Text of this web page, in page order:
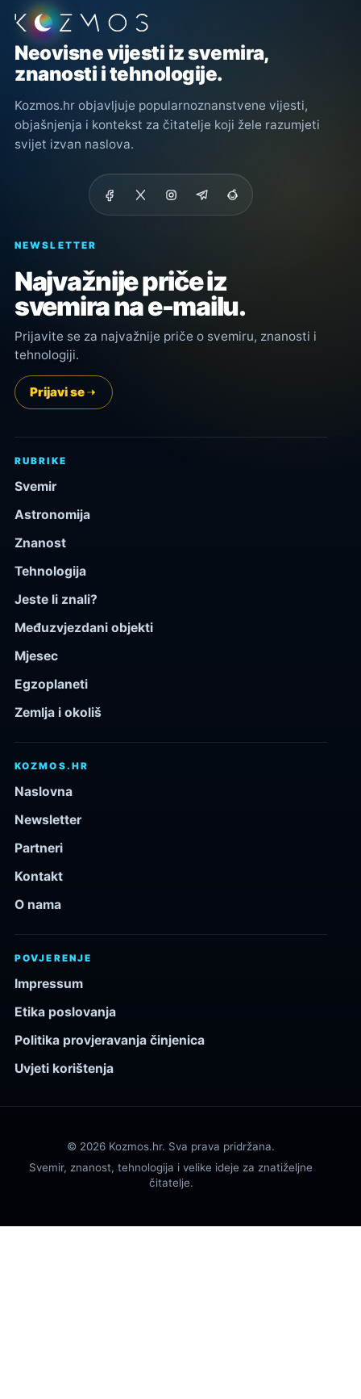
Podnožje stranice
Neovisne vijesti iz svemira,
znanosti i tehnologije.
Kozmos.hr objavljuje popularnoznanstvene vijesti,
objašnjenja i kontekst za čitatelje koji žele razumjeti
svijet izvan naslova.
NEWSLETTER
Najvažnije priče iz
svemira na e-mailu.
Prijavite se za najvažnije priče o svemiru, znanosti i
tehnologiji.
Prijavi se
RUBRIKE
Svemir
Astronomija
Znanost
Tehnologija
Jeste li znali?
Međuzvjezdani objekti
Mjesec
Egzoplaneti
Zemlja i okoliš
KOZMOS.HR
Naslovna
Newsletter
Partneri
Kontakt
O nama
POVJERENJE
Impressum
Etika poslovanja
Politika provjeravanja činjenica
Uvjeti korištenja
© 2026 Kozmos.hr. Sva prava pridržana.
Svemir, znanost, tehnologija i velike ideje za znatiželjne
čitatelje.